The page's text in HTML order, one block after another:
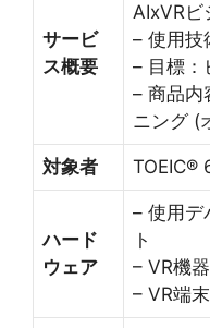
サービ
ス概要
AIxVRビ
– 使用技
– 目標：
– 商品内
ニング (
対象者 TOEIC®
ハード
ウェア
– 使用デ
ト
– VR機
– VR端